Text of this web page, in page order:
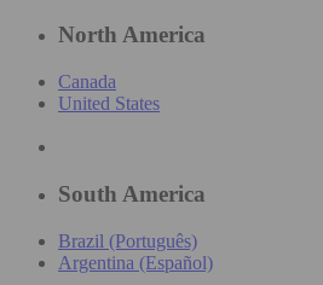
North America
Canada
United States
South America
Brazil (Português)
Argentina (Español)